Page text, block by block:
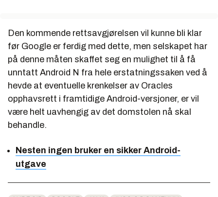
Den kommende rettsavgjørelsen vil kunne bli klar
før Google er ferdig med dette, men selskapet har
på denne måten skaffet seg en mulighet til å få
unntatt Android N fra hele erstatningssaken ved å
hevde at eventuelle krenkelser av Oracles
opphavsrett i framtidige Android-versjoner, er vil
være helt uavhengig av det domstolen nå skal
behandle.
Nesten ingen bruker en sikker Android-
utgave